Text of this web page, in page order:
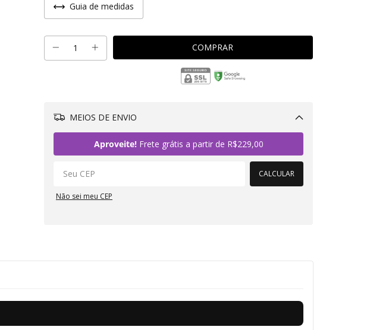
Guia de medidas
MEIOS DE ENVIO
Aproveite!Frete grátis a partir de R$229,00
CALCULAR
Não sei meu CEP